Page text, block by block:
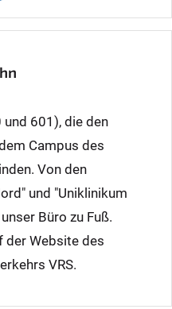
601), die den
Campus des
Von den
und "Uniklinikum
Büro zu Fuß.
der Website des
VRS.